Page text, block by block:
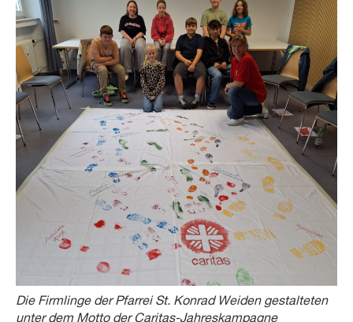
Die Firmlinge der Pfarrei St. Konrad Weiden gestalteten